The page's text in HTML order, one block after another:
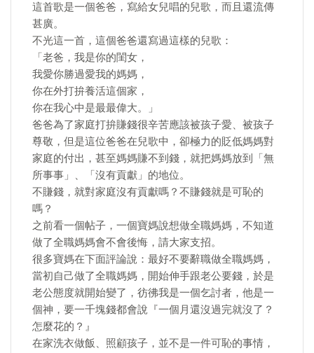
這首歌是一個爸爸，寫給女兒唱的兒歌，而且還流傳
甚廣。
不光這一首，這個爸爸還寫過這樣的兒歌：
「老爸，我是你的閨女，
我愛你勝過愛我的媽媽，
你在外打拚養活這個家，
你在我心中是最最偉大。」
爸爸為了家庭打拚賺錢很辛苦應該被孩子愛、被孩子
尊敬，但是這位爸爸在兒歌中，卻極力的貶低媽媽對
家庭的付出，甚至媽媽賺不到錢，就把媽媽放到「無
所事事」、「沒有貢獻」的地位。
不賺錢，就對家庭沒有貢獻嗎？不賺錢就是可恥的
嗎？
之前看一個帖子，一個寶媽說想做全職媽媽，不知道
做了全職媽媽會不會後悔，請大家支招。
很多寶媽在下面評論說：最好不要辭職做全職媽媽，
當初自己做了全職媽媽，開始伸手跟老公要錢，於是
老公態度就開始變了，彷彿我是一個乞討者，他是一
個神，要一千塊錢都會說『一個月還沒過完就沒了？
怎麼花的？』
在家洗衣做飯、照顧孩子，並不是一件可恥的事情，